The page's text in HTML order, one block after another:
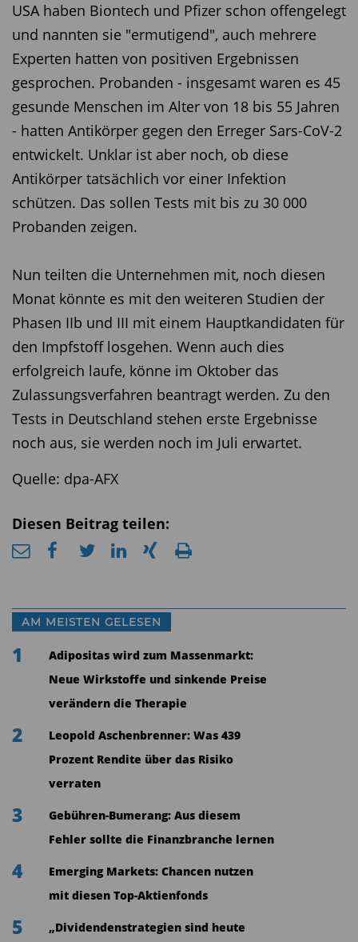
USA haben Biontech und Pfizer schon offengelegt
und nannten sie "ermutigend", auch mehrere
Experten hatten von positiven Ergebnissen
gesprochen. Probanden - insgesamt waren es 45
gesunde Menschen im Alter von 18 bis 55 Jahren
- hatten Antikörper gegen den Erreger Sars-CoV-2
entwickelt. Unklar ist aber noch, ob diese
Antikörper tatsächlich vor einer Infektion
schützen. Das sollen Tests mit bis zu 30 000
Probanden zeigen.
Nun teilten die Unternehmen mit, noch diesen
Monat könnte es mit den weiteren Studien der
Phasen IIb und III mit einem Hauptkandidaten für
den Impfstoff losgehen. Wenn auch dies
erfolgreich laufe, könne im Oktober das
Zulassungsverfahren beantragt werden. Zu den
Tests in Deutschland stehen erste Ergebnisse
noch aus, sie werden noch im Juli erwartet.
Quelle: dpa-AFX
Diesen Beitrag teilen:
AM MEISTEN GELESEN
1
Adipositas wird zum Massenmarkt:
Neue Wirkstoffe und sinkende Preise
verändern die Therapie
2
Leopold Aschenbrenner: Was 439
Prozent Rendite über das Risiko
verraten
3
Gebühren-Bumerang: Aus diesem
Fehler sollte die Finanzbranche lernen
4
Emerging Markets: Chancen nutzen
mit diesen Top-Aktienfonds
5
„Dividendenstrategien sind heute